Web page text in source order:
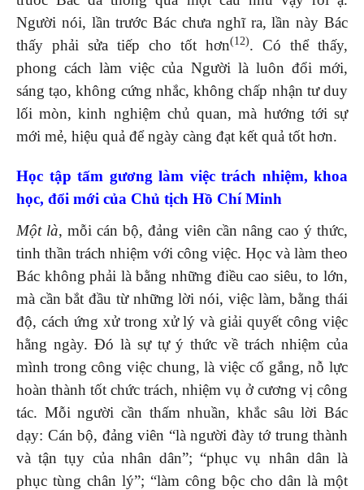
Người nói, lần trước Bác chưa nghĩ ra, lần này Bác
thấy phải sửa tiếp cho tốt hơn(12). Có thể thấy,
phong cách làm việc của Người là luôn đổi mới,
sáng tạo, không cứng nhắc, không chấp nhận tư duy
lối mòn, kinh nghiệm chủ quan, mà hướng tới sự
mới mẻ, hiệu quả để ngày càng đạt kết quả tốt hơn.
Học tập tấm gương làm việc trách nhiệm, khoa
học, đổi mới của Chủ tịch Hồ Chí Minh
Một là, mỗi cán bộ, đảng viên cần nâng cao ý thức,
tinh thần trách nhiệm với công việc. Học và làm theo
Bác không phải là bằng những điều cao siêu, to lớn,
mà cần bắt đầu từ những lời nói, việc làm, bằng thái
độ, cách ứng xử trong xử lý và giải quyết công việc
hằng ngày. Đó là sự tự ý thức về trách nhiệm của
mình trong công việc chung, là việc cố gắng, nỗ lực
hoàn thành tốt chức trách, nhiệm vụ ở cương vị công
tác. Mỗi người cần thấm nhuần, khắc sâu lời Bác
dạy: Cán bộ, đảng viên “là người đày tớ trung thành
và tận tụy của nhân dân”; “phục vụ nhân dân là
phục tùng chân lý”; “làm công bộc cho dân là một